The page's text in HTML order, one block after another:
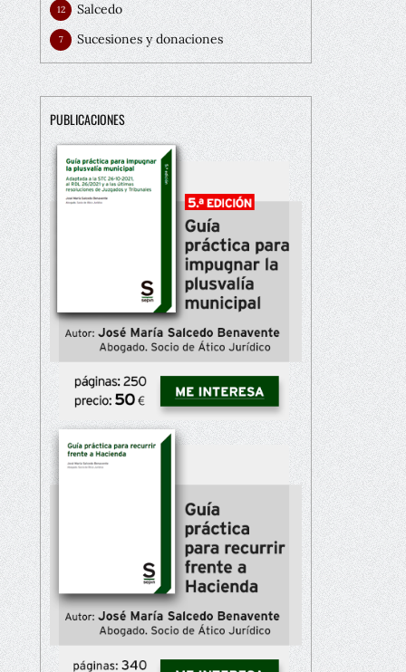
Salcedo
12
Sucesiones y donaciones
7
PUBLICACIONES